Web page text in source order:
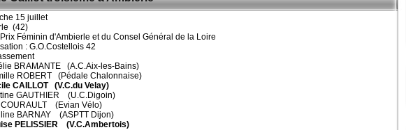
15 juillet
(42)
Féminin d'Ambierle et du Consel Général de la Loire
: G.O.Costellois 42
BRAMANTE (A.C.Aix-les-Bains)
ROBERT (Pédale Chalonnaise)
CAILLOT (V.C.du Velay)
GAUTHIER (U.C.Digoin)
COURAULT (Evian Vélo)
BARNAY (ASPTT Dijon)
PELISSIER (V.C.Ambertois)